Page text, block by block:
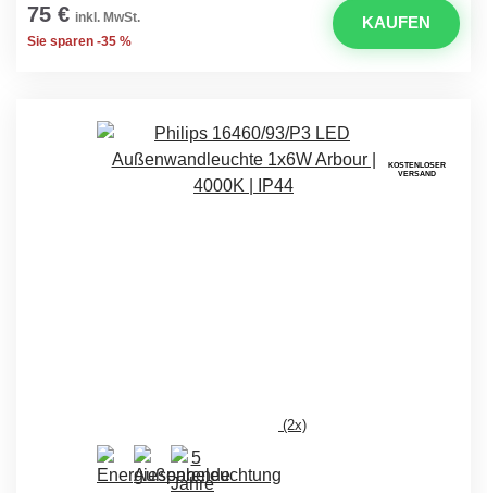
75 € inkl. MwSt.
Sie sparen -35 %
KAUFEN
KOSTENLOSER
VERSAND
(2x)